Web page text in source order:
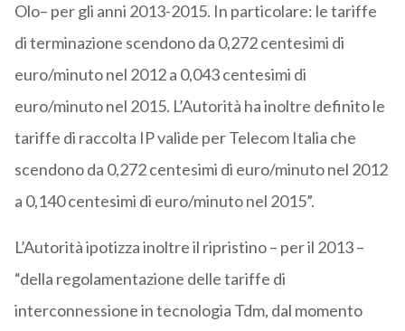
Olo– per gli anni 2013-2015. In particolare: le tariffe
di terminazione scendono da 0,272 centesimi di
euro/minuto nel 2012 a 0,043 centesimi di
euro/minuto nel 2015. L’Autorità ha inoltre definito le
tariffe di raccolta IP valide per Telecom Italia che
scendono da 0,272 centesimi di euro/minuto nel 2012
a 0,140 centesimi di euro/minuto nel 2015”.
L’Autorità ipotizza inoltre il ripristino – per il 2013 –
“della regolamentazione delle tariffe di
interconnessione in tecnologia Tdm, dal momento